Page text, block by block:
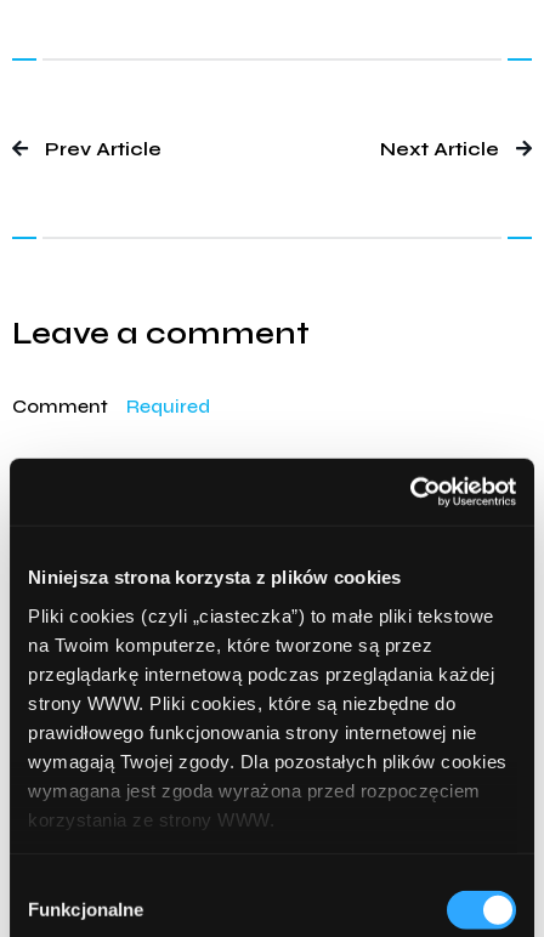
Niniejsza strona korzysta z plików cookies
Pliki cookies (czyli „ciasteczka”) to małe pliki tekstowe
na Twoim komputerze, które tworzone są przez
przeglądarkę internetową podczas przeglądania każdej
strony WWW. Pliki cookies, które są niezbędne do
prawidłowego funkcjonowania strony internetowej nie
wymagają Twojej zgody. Dla pozostałych plików cookies
wymagana jest zgoda wyrażona przed rozpoczęciem
korzystania ze strony WWW.
formy korzystania z plików cookies. Więcej:
Polityka
zgody
Funkcjonalne
Prev Article Next Article
Leave a comment
Comment Required
Required